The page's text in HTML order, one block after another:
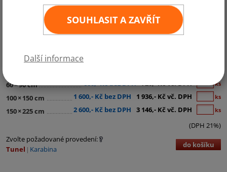
SOUHLASIT A ZAVŘÍT
Další informace
60×90 cm ks
100× 150 cm 1 600,- Kč bez DPH 1 936,- Kč vč. DPH ks
150×225 cm 2 600,- Kč bez DPH 3 146,- Kč vč. DPH ks
(DPH 21%)
Zvolte požadované provedení:
Tunel
Karabina do košíku